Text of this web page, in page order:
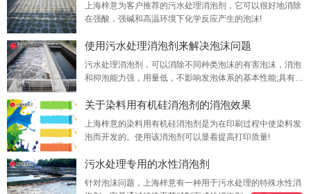
上海梓意为客户推荐的污水处理消泡剂，它可以很好地消除
在强酸，强碱和高温环境下化学反应产生的泡沫!
使用污水处理消泡剂来解决泡沫问题
污水处理消泡剂，可以消除不同种类泡沫的有害泡沫，消泡
和抑泡能力强，用量低，不影响发泡体系的基本性能;具有良
不易燃，不爆炸。
关于染料用有机硅消泡剂的消泡效果
上海梓意的染料用有机硅消泡剂是为在印刷过程中使染料发
泡而开发的。使用该消泡剂可以显着提高打印质量!
污水处理专用的水性消泡剂
针对泡沫问题，上海梓意有一种用于污水处理的特殊水性消